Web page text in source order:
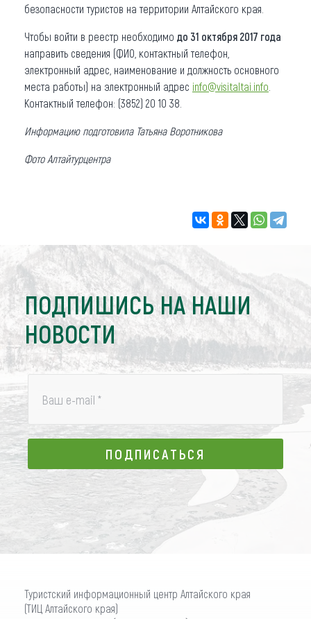
безопасности туристов на территории Алтайского края.
Чтобы войти в реестр необходимо до 31 октября 2017 года
направить сведения (ФИО, контактный телефон,
электронный адрес, наименование и должность основного
места работы) на электронный адрес info@visitaltai.info
Контактный телефон: (3852) 20 10 38.
Информацию подготовила Татьяна Воротникова
Фото Алтайтурцентра
ПОДПИШИСЬ НА НАШИ
НОВОСТИ
Ваш e-mail *
ПОДПИСАТЬСЯ
ПОДПИСАТЬСЯ
Туристский информационный центр Алтайского края
(ТИЦ Алтайского края)